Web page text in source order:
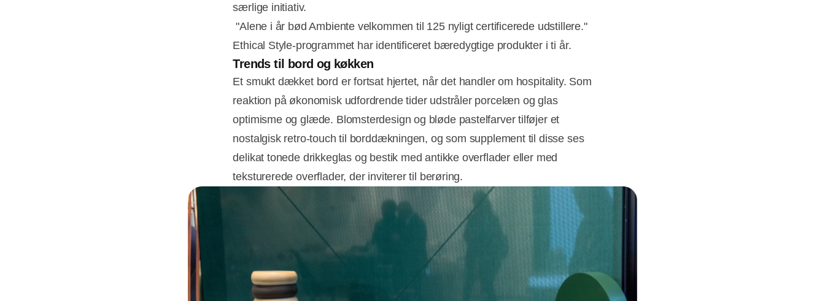
særlige initiativ.
"Alene i år bød Ambiente velkommen til 125 nyligt certificerede udstillere."
Ethical Style-programmet har identificeret bæredygtige produkter i ti år.
Trends til bord og køkken
Et smukt dækket bord er fortsat hjertet, når det handler om hospitality. Som
reaktion på økonomisk udfordrende tider udstråler porcelæn og glas
optimisme og glæde. Blomsterdesign og bløde pastelfarver tilføjer et
nostalgisk retro-touch til borddækningen, og som supplement til disse ses
delikat tonede drikkeglas og bestik med antikke overflader eller med
teksturerede overflader, der inviterer til berøring.